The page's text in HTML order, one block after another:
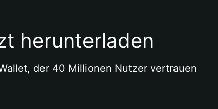
herunterladen
der 40 Millionen Nutzer vertrauen